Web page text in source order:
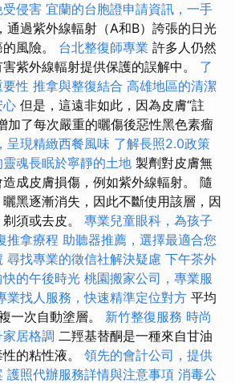
侵害 宜蘭的台胞證申請資訊，一手
通過紫外線輻射（A和B）誇張的日光
風險。 台北整復師專業 許多人仍然
紫外線輻射提供保護的誤解中。 了
性 推拿與整復結合 高雄地區的清潔
心 但是，這遠非如此，因為皮膚“註
加了每次嚴重的曬傷後惡性黑色素瘤
呈現精緻西餐風味 了解長照2.0政策
魂長眠於寧靜的土地 製劑對皮膚無
成皮膚損傷，例如紫外線輻射。 隨
黑逐漸消失，因此不斷使用該層，因
須或去皮。 專業兒童眼科，為孩子
推拿療程 助聽器推薦，選擇最適合您
尋找專業的徵信社解決疑慮 下午茶外
的午後時光 桃園搬家公司，專業服
業找人服務，快速精準定位對方 平均
一次自動塗層。 新竹整復服務 時尚
居格調 二羥基替酮是一種來自甘油
的粘性液。 領先的會計公司，提供
護照代辦服務詳情與注意事項 消毒公